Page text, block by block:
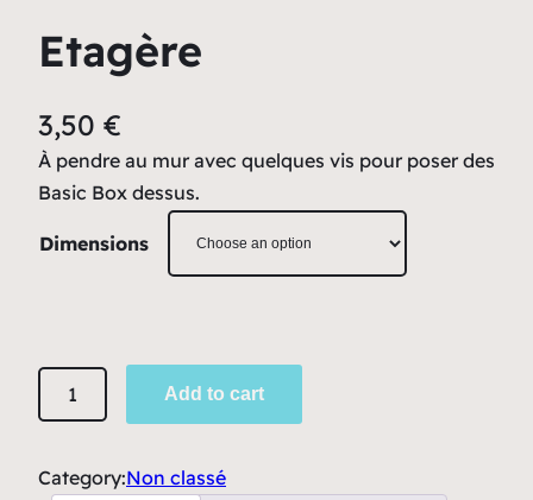
Etagère
3,50 €
À pendre au mur avec quelques vis pour poser des
Basic Box dessus.
Dimensions
t
g
Add to cart
Category:Non classé